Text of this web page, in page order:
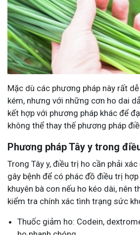
Mặc dù các phương pháp này rất
kém, nhưng với những cơn ho dai
kết hợp với phương pháp khác để
không thể thay thế phương pháp
Phương pháp Tây y trong
Trong Tây y, điều trị ho cần phải
gây bệnh để có phác đồ điều trị
khuyên bà con nếu ho kéo dài, nên
kiểm tra chính xác tình trạng sức
Thuốc giảm ho: Codein,